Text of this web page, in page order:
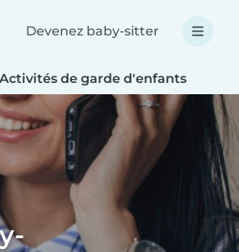
Devenez baby-sitter
Activités de garde d'enfants